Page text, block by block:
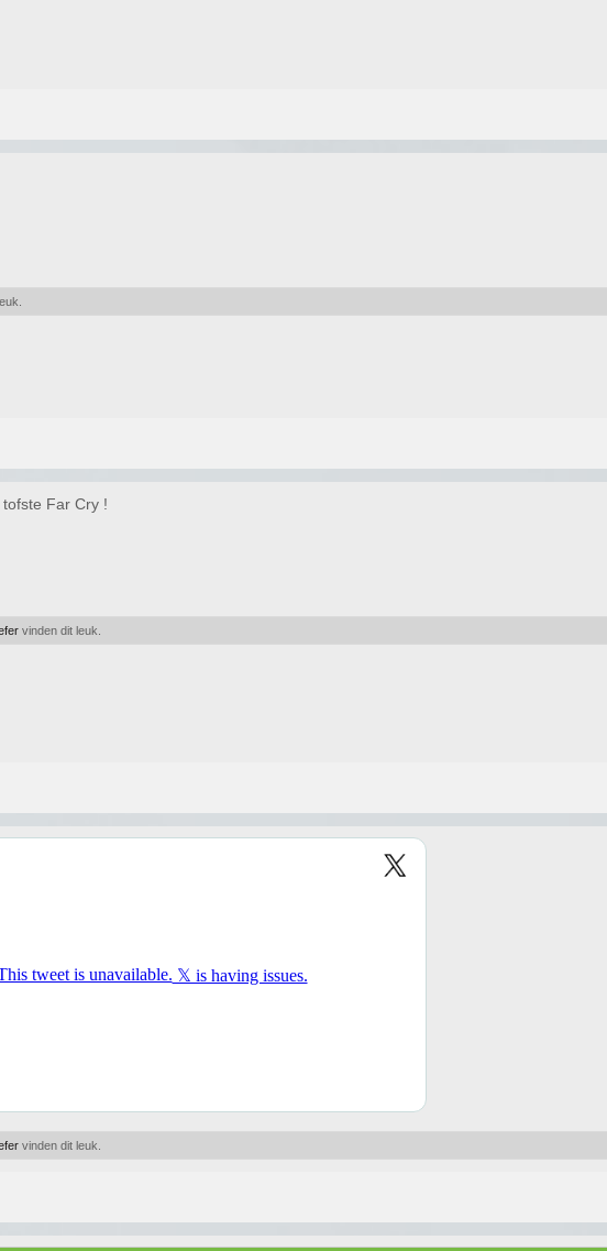
Far Cry !
vinden dit leuk.
vinden dit leuk.